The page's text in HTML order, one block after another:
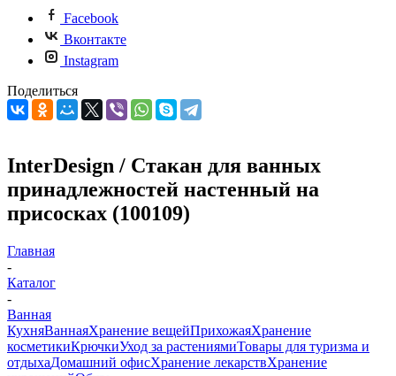
Facebook
Вконтакте
Instagram
Поделиться
InterDesign / Стакан для ванных
принадлежностей настенный на
присосках (100109)
Главная
-
Каталог
-
Ванная
КухняВаннаяХранение вещейПрихожаяХранение
косметикиКрючкиУход за растениямиТовары для туризма и
отдыхаДомашний офисХранение лекарствХранение